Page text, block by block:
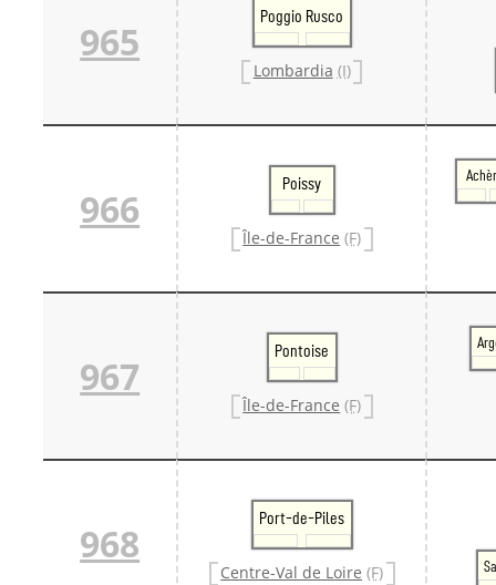
965
Poggio Rusco
Lombardia (I)
966
Poissy
Île-de-France (F)
967
Pontoise
Île-de-France (F)
968
Port-de-Piles
Centre-Val de Loire (F)